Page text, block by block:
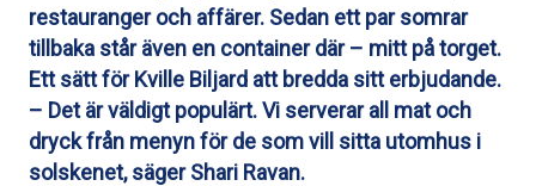
restauranger och affärer. Sedan ett par somrar
tillbaka står även en container där – mitt på torget.
Ett sätt för Kville Biljard att bredda sitt erbjudande.
– Det är väldigt populärt. Vi serverar all mat och
dryck från menyn för de som vill sitta utomhus i
solskenet, säger Shari Ravan.